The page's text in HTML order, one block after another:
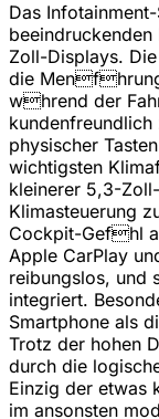
Das
Zoll-Displays.
die
whrend der
physischer
wichtigsten
kleinerer 5,3-
Klimasteuerung
Cockpit-Gefhl
Apple CarPlay
reibungslos, und
integriert.
Smartphone als
Trotz der hohen
durch die
Einzig der etwas
im ansonsten